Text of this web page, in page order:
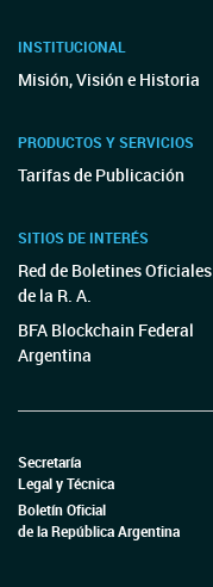
INSTITUCIONAL
Misión, Visión e Historia
PRODUCTOS Y SERVICIOS
Tarifas de Publicación
SITIOS DE INTERÉS
Red de Boletines Oficiales
de la R. A.
BFA Blockchain Federal
Argentina
Secretaría
Legal y Técnica
Boletín Oficial
de la República Argentina